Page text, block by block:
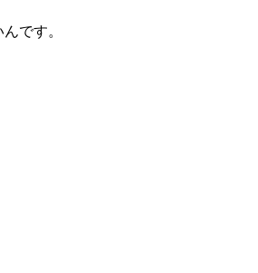
です。